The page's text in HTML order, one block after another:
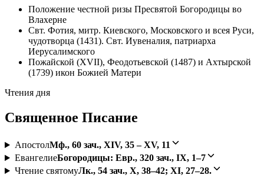
Положение честной ризы Пресвятой Богородицы во
Влахерне
Свт. Фотия, митр. Киевского, Московского и всея Руси,
чудотворца (1431). Свт. Иувеналия, патриарха
Иерусалимского
Пожайской (XVII), Феодотьевской (1487) и Ахтырской
(1739) икон Божией Матери
Чтения дня
Священное Писание
АпостолМф., 60 зач., XIV, 35 – XV, 11
ЕвангелиеБогородицы: Евр., 320 зач., IX, 1–7
Чтение святомуЛк., 54 зач., X, 38–42; XI, 27–28.